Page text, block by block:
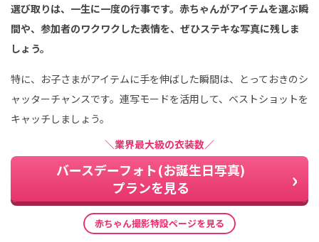
選び取りは、一生に一度の行事です。赤ちゃんがアイテムを選ぶ瞬
間や、参加者のワクワクした表情を、ぜひステキな写真に残しま
しょう。
特に、お子さまがアイテムに手を伸ばした瞬間は、とっておきのシ
ャッターチャンスです。連写モードを活用して、ベストショットを
キャッチしましょう。
＼業界最大級の衣装数／
バースデーフォト(お誕生日写真)
プランを見る
赤ちゃん撮影特設ページを見る